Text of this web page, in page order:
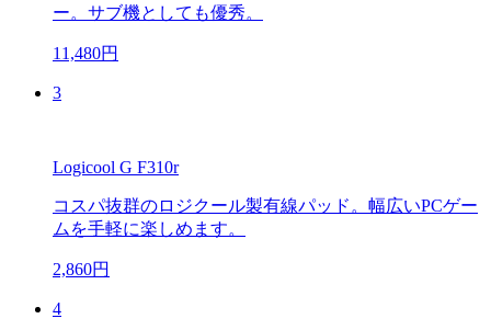
ー。サブ機としても優秀。
11,480円
3
Logicool G F310r
コスパ抜群のロジクール製有線パッド。幅広いPCゲー
ムを手軽に楽しめます。
2,860円
4